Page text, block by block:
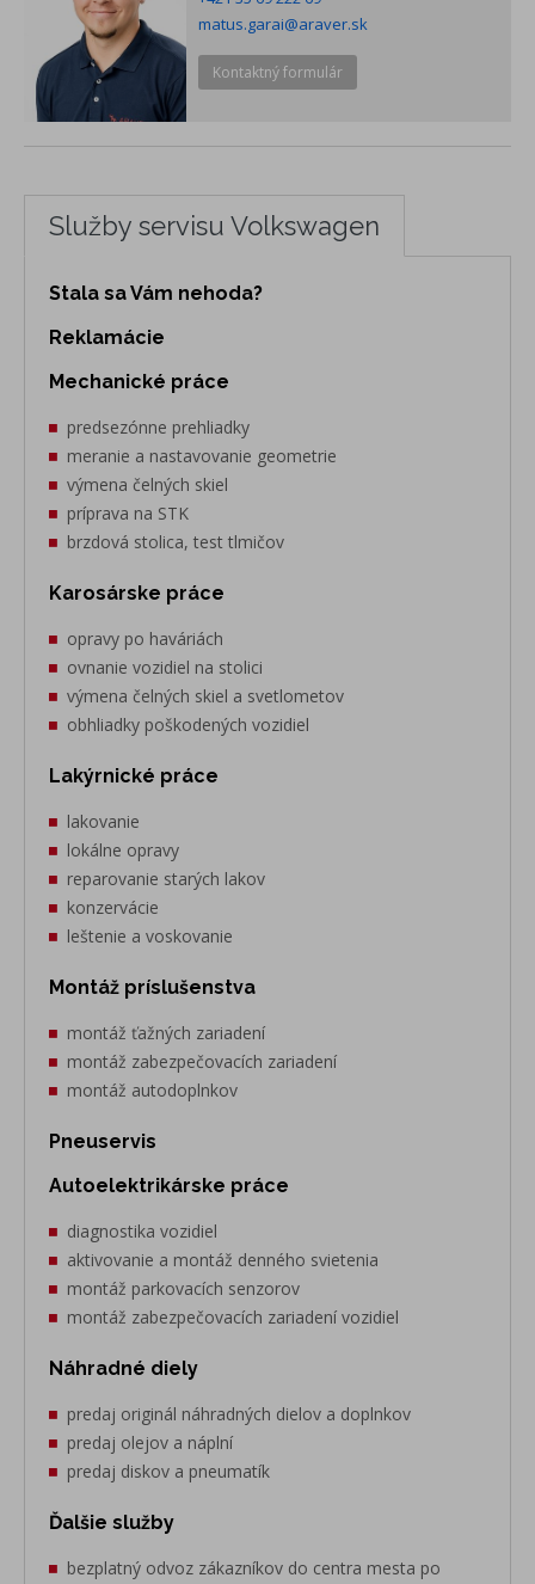
matus.garai@araver.sk
Kontaktný formulár
Služby servisu Volkswagen
Stala sa Vám nehoda?
Reklamácie
Mechanické práce
predsezónne prehliadky
meranie a nastavovanie geometrie
výmena čelných skiel
príprava na STK
brzdová stolica, test tlmičov
Karosárske práce
opravy po haváriách
ovnanie vozidiel na stolici
výmena čelných skiel a svetlometov
obhliadky poškodených vozidiel
Lakýrnické práce
lakovanie
lokálne opravy
reparovanie starých lakov
konzervácie
leštenie a voskovanie
Montáž príslušenstva
montáž ťažných zariadení
montáž zabezpečovacích zariadení
montáž autodoplnkov
Pneuservis
Autoelektrikárske práce
diagnostika vozidiel
aktivovanie a montáž denného svietenia
montáž parkovacích senzorov
montáž zabezpečovacích zariadení vozidiel
Náhradné diely
predaj originál náhradných dielov a doplnkov
predaj olejov a náplní
predaj diskov a pneumatík
Ďalšie služby
bezplatný odvoz zákazníkov do centra mesta po